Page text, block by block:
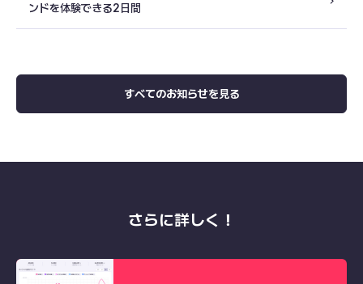
ンドを体験できる2日間
すべてのお知らせを見る
さらに詳しく！